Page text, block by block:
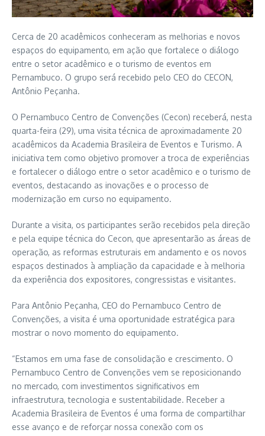
Cerca de 20 acadêmicos conheceram as melhorias e novos
espaços do equipamento, em ação que fortalece o diálogo
entre o setor acadêmico e o turismo de eventos em
Pernambuco. O grupo será recebido pelo CEO do CECON,
Antônio Peçanha.
O Pernambuco Centro de Convenções (Cecon) receberá, nesta
quarta-feira (29), uma visita técnica de aproximadamente 20
acadêmicos da Academia Brasileira de Eventos e Turismo. A
iniciativa tem como objetivo promover a troca de experiências
e fortalecer o diálogo entre o setor acadêmico e o turismo de
eventos, destacando as inovações e o processo de
modernização em curso no equipamento.
Durante a visita, os participantes serão recebidos pela direção
e pela equipe técnica do Cecon, que apresentarão as áreas de
operação, as reformas estruturais em andamento e os novos
espaços destinados à ampliação da capacidade e à melhoria
da experiência dos expositores, congressistas e visitantes.
Para Antônio Peçanha, CEO do Pernambuco Centro de
Convenções, a visita é uma oportunidade estratégica para
mostrar o novo momento do equipamento.
“Estamos em uma fase de consolidação e crescimento. O
Pernambuco Centro de Convenções vem se reposicionando
no mercado, com investimentos significativos em
infraestrutura, tecnologia e sustentabilidade. Receber a
Academia Brasileira de Eventos é uma forma de compartilhar
esse avanço e de reforçar nossa conexão com os